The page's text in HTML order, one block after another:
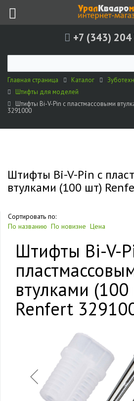
+7 (343)
Главная страница Каталог
Штифты для моделей
Штифты Bi-V-Pin c пластмассовыми
3291000
Штифты Bi-V-Pin c
втулками (100 шт)
Сортировать по:
По названию По новизне Цена
Штифты Bi-V-
втулками
Renfert